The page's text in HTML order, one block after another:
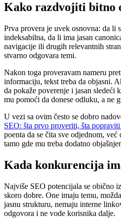
Kako razdvojiti bitno
Prva provera je uvek osnovna: da li
indeksabilna, da li ima jasan
navigacije ili drugih relevantnih
stvarno odgovara temi.
Nakon toga proveravam nameru
informaciju, tekst treba da objasni.
da pokaže poverenje i jasan sledeći
mu pomoći da donese odluku, a ne
U vezi sa ovim često se dobro
SEO: šta prvo proveriti, šta
poenta da se čita sve odjednom,
tamo gde mu treba dodatno
Kada konkurencija
Najviše SEO potencijala se obično
skoro dobre. One imaju temu,
jasnu strukturu, nemaju interne
odgovora i ne vode korisnika dalje.